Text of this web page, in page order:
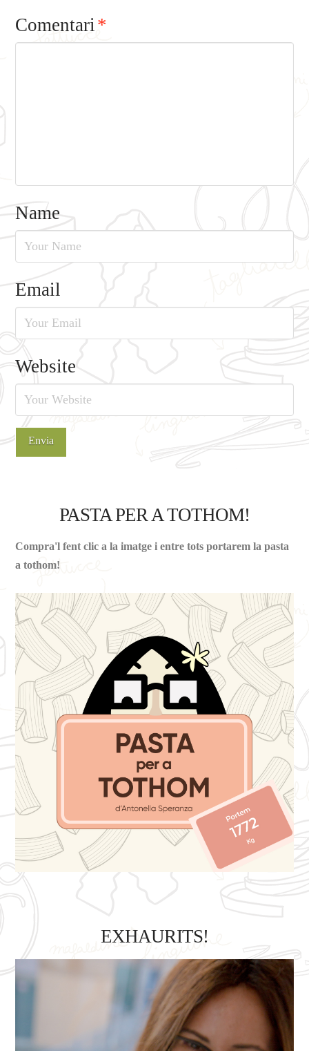
Comentari*
Name
Email
Website
PASTA PER A TOTHOM!
Compra'l fent clic a la imatge i entre tots portarem la pasta
a tothom!
EXHAURITS!